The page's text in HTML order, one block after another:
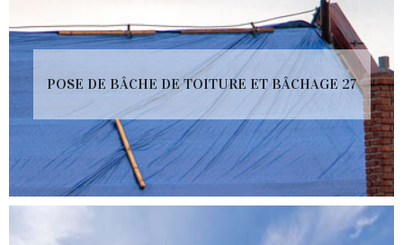
POSE DE BÂCHE DE TOITURE ET BÂCHAGE 27